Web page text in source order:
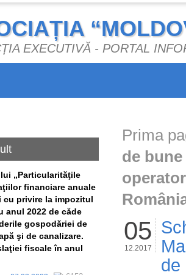
EXECUTIVĂ - PORTAL
„Particularităţile
financiare anuale
cu privire la impozitul
anul 2022 de căde
gospodăriei de
şi de canalizare.
fiscale în anul
Prima
de
05
12.2017
de